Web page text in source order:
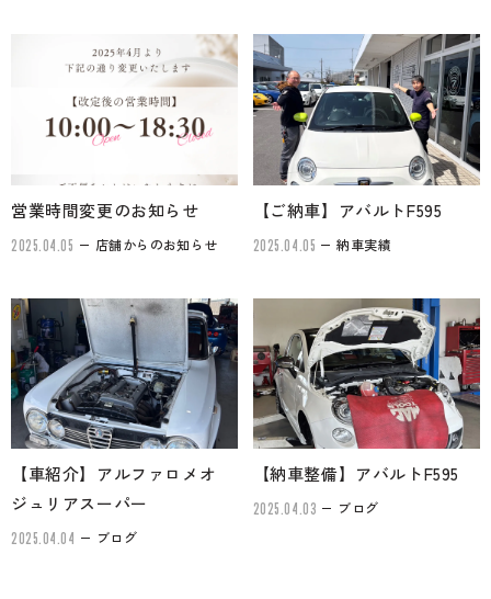
営業時間変更のお知らせ
2025.04.05 店舗からのお知らせ
【ご納車】アバルトF595
2025.04.05 納車実績
【車紹介】アルファロメオ
ジュリアスーパー
2025.04.04 ブログ
【納車整備】アバルトF595
2025.04.03 ブログ